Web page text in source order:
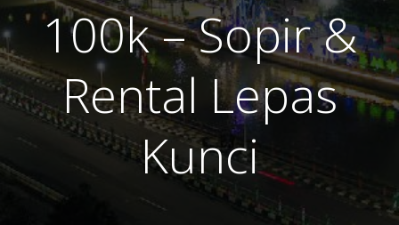
100k – Sopir &
Rental Lepas
Kunci